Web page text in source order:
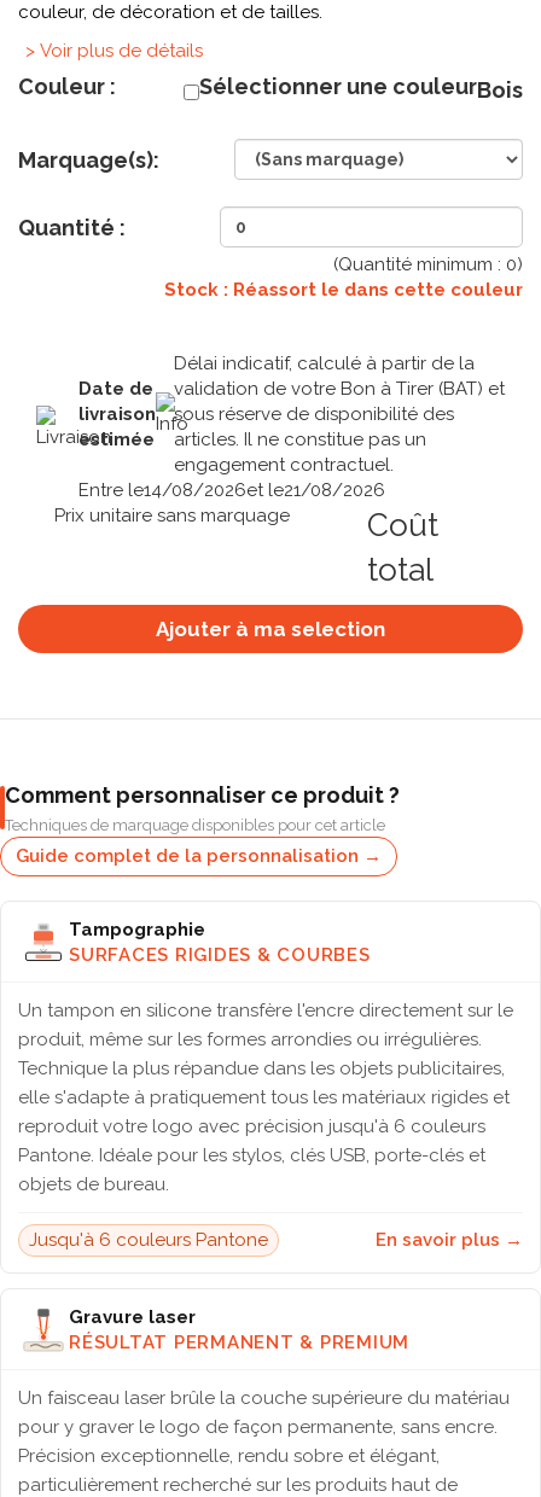
couleur, de décoration et de tailles.
> Voir plus de détails
Couleur : Sélectionner une couleurBois
Marquage(s):
Quantité :
(Quantité minimum : 0)
Stock : Réassort le dans cette couleur
Date de
livraison
estimée
Délai indicatif, calculé à partir de la
validation de votre Bon à Tirer (BAT) et
sous réserve de disponibilité des
articles. Il ne constitue pas un
engagement contractuel.
Entre le14/08/2026et le21/08/2026
Prix unitaire sans marquage
Coût
total
Ajouter à ma selection
Comment personnaliser ce produit ?
Techniques de marquage disponibles pour cet article
Guide complet de la personnalisation →
Tampographie
SURFACES RIGIDES & COURBES
Un tampon en silicone transfère l'encre directement sur le
produit, même sur les formes arrondies ou irrégulières.
Technique la plus répandue dans les objets publicitaires,
elle s'adapte à pratiquement tous les matériaux rigides et
reproduit votre logo avec précision jusqu'à 6 couleurs
Pantone. Idéale pour les stylos, clés USB, porte-clés et
objets de bureau.
Jusqu'à 6 couleurs Pantone En savoir plus →
Gravure laser
RÉSULTAT PERMANENT & PREMIUM
Un faisceau laser brûle la couche supérieure du matériau
pour y graver le logo de façon permanente, sans encre.
Précision exceptionnelle, rendu sobre et élégant,
particulièrement recherché sur les produits haut de